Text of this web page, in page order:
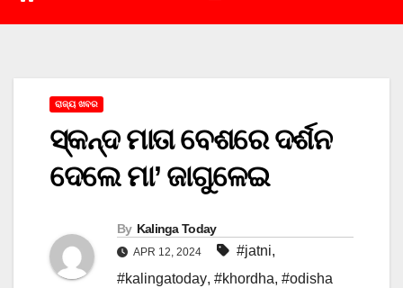
ରାଜ୍ୟ ଖବର
ସ୍କନ୍ଦ ମାତା ବେଶରେ ଦର୍ଶନ
ଦେଲେ ମା’ ଜାଗୁଳେଇ
By Kalinga Today
APR 12, 2024 #jatni,
#kalingatoday, #khordha, #odisha